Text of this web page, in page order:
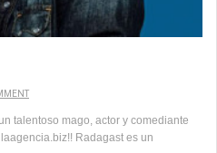
talentoso mago, actor y comediante
Radagast es un